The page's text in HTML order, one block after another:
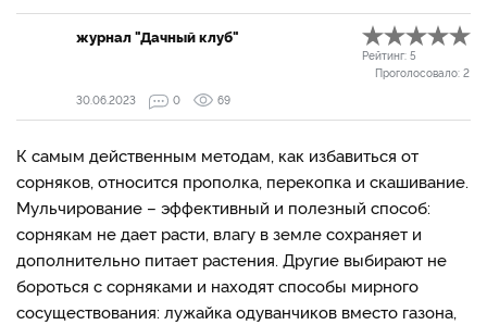
журнал "Дачный клуб"
Рейтинг: 5
Проголосовало: 2
30.06.2023
0 69
К самым действенным методам, как избавиться от
сорняков, относится прополка, перекопка и скашивание.
Мульчирование – эффективный и полезный способ:
сорнякам не дает расти, влагу в земле сохраняет и
дополнительно питает растения. Другие выбирают не
бороться с сорняками и находят способы мирного
сосуществования: лужайка одуванчиков вместо газона,